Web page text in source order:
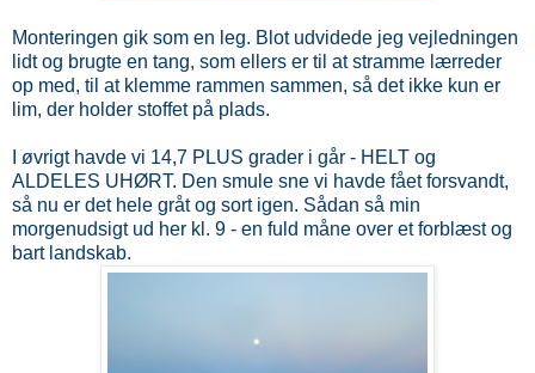
Monteringen gik som en leg. Blot udvidede jeg vejledningen
lidt og brugte en tang, som ellers er til at stramme lærreder
op med, til at klemme rammen sammen, så det ikke kun er
lim, der holder stoffet på plads.
I øvrigt havde vi 14,7 PLUS grader i går - HELT og
ALDELES UHØRT. Den smule sne vi havde fået forsvandt,
så nu er det hele gråt og sort igen. Sådan så min
morgenudsigt ud her kl. 9 - en fuld måne over et forblæst og
bart landskab.